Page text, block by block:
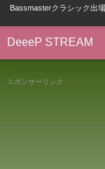
Bassmasterクラシック出
DeeeP STREAM
スポンサーリンク